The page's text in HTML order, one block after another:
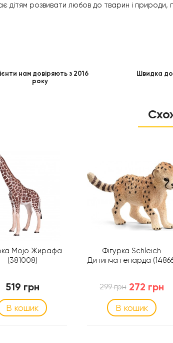
дітям розвивати любов до тварин і
нам довіряють з 2016
року
Швидка
Mojo Жирафа
(381008)
519 грн
В кошик
Фігурка Schleich
Дитинча гепарда
299 грн 272 грн
В кошик